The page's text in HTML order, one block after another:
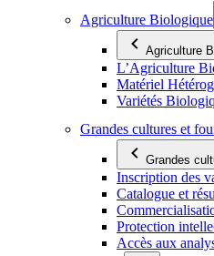
Agriculture Biologique
Agriculture
L’Agriculture
Matériel
Variétés
Grandes cultures et
Grandes
Inscription des
Catalogue et
Protection
Accès aux